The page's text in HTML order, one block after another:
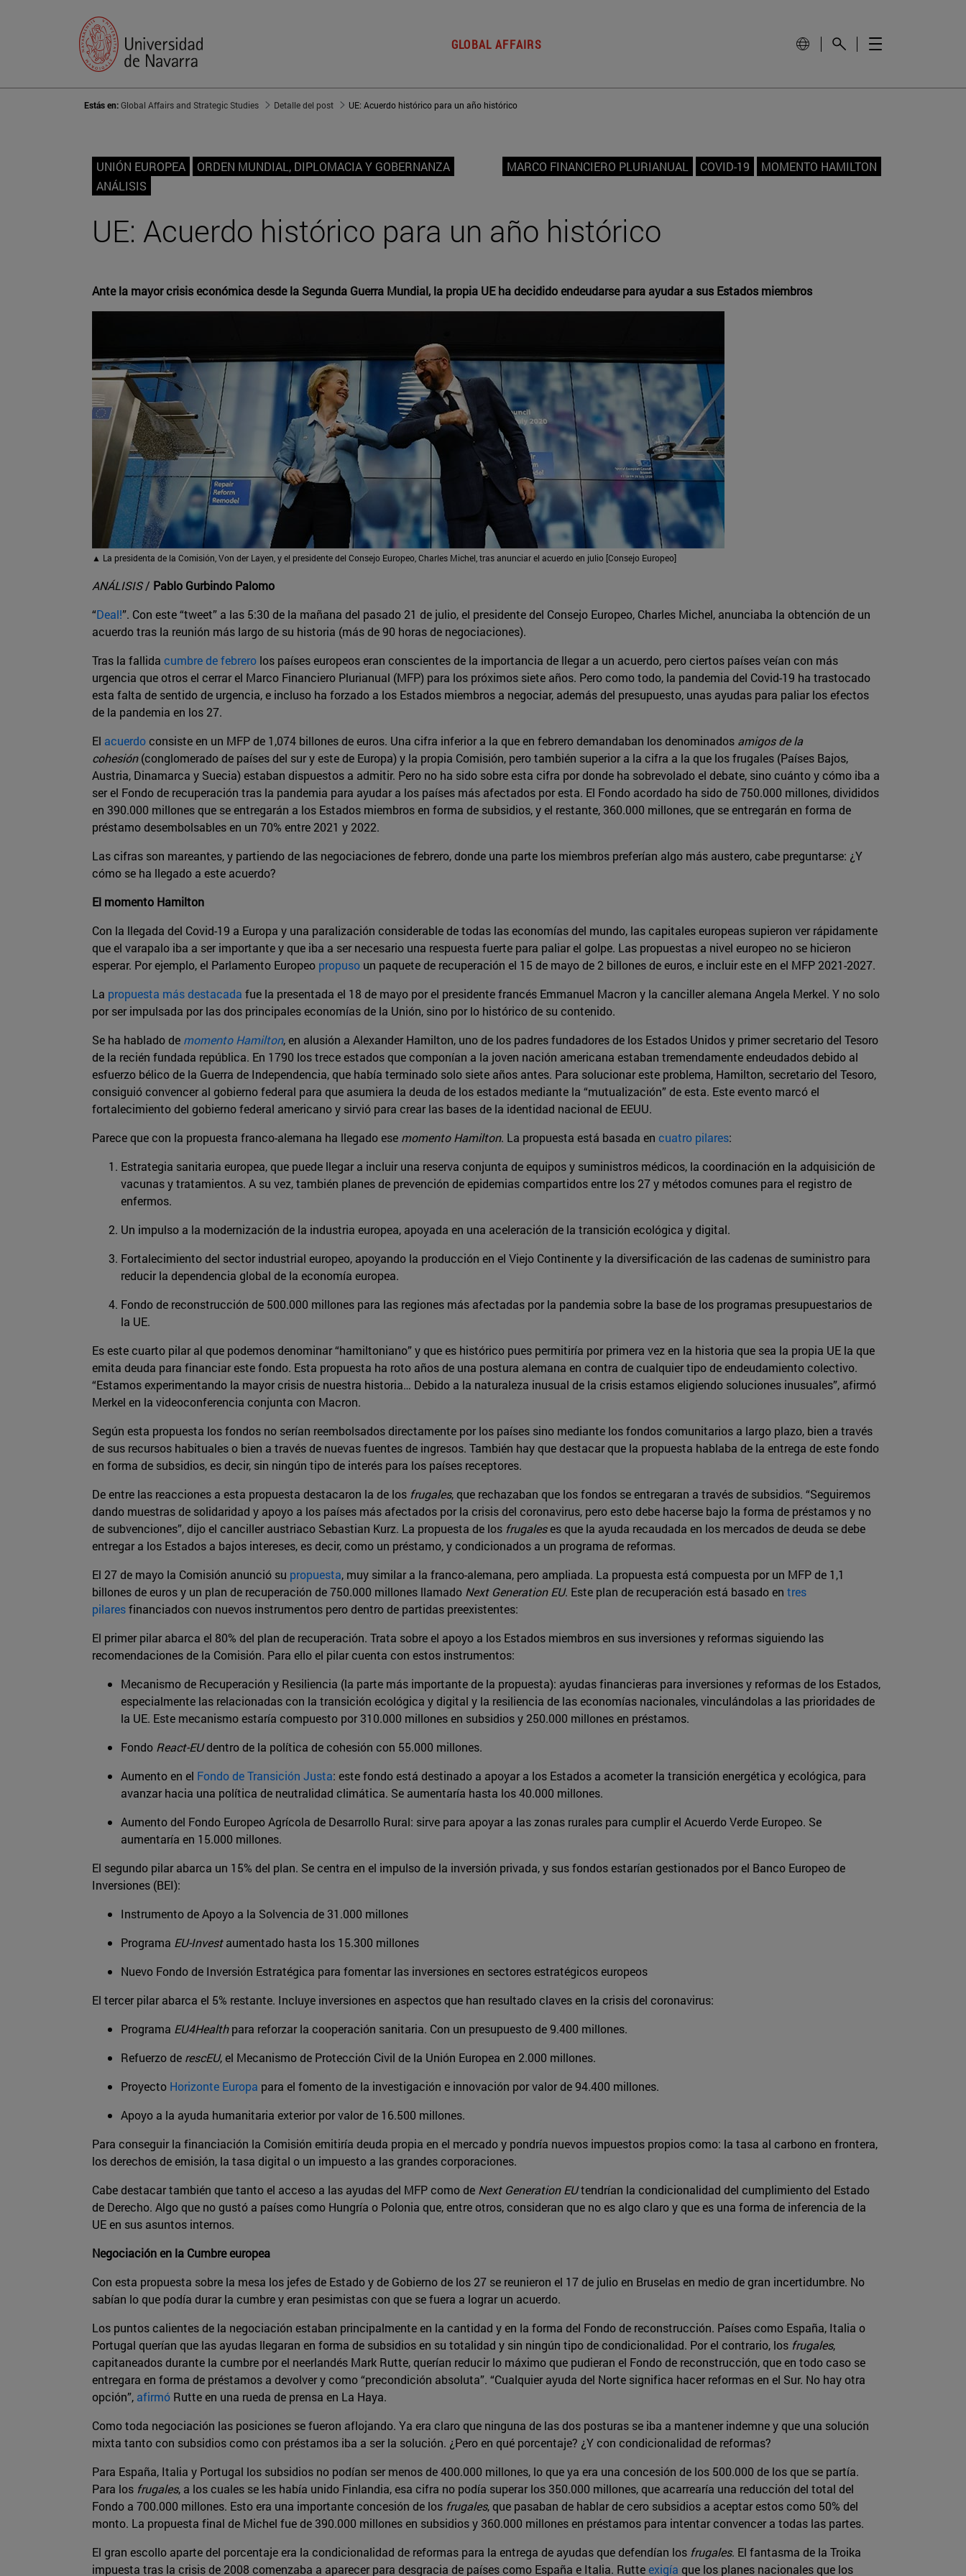
GLOBAL AFFAIRS
Estás en:Global Affairs and Strategic Studies Detalle del post UE: Acuerdo histórico para un año histórico
UNIÓN EUROPEA
ORDEN MUNDIAL, DIPLOMACIA Y GOBERNANZA
ANÁLISIS
MARCO FINANCIERO PLURIANUAL COVID-19 MOMENTO HAMILTON
UE: Acuerdo histórico para un año histórico
Ante la mayor crisis económica desde la Segunda Guerra Mundial, la propia UE ha decidido endeudarse para ayudar a sus Estados miembros
▲ La presidenta de la Comisión, Von der Layen, y el presidente del Consejo Europeo, Charles Michel, tras anunciar el acuerdo en julio [Consejo Europeo]
ANÁLISIS/ Pablo Gurbindo Palomo
“Deal!”. Con este “tweet” a las 5:30 de la mañana del pasado 21 de julio, el presidente del Consejo Europeo, Charles Michel, anunciaba la obtención de un
acuerdo tras la reunión más largo de su historia (más de 90 horas de negociaciones).
Tras la fallida cumbre de febrero los países europeos eran conscientes de la importancia de llegar a un acuerdo, pero ciertos países veían con más
urgencia que otros el cerrar el Marco Financiero Plurianual (MFP) para los próximos siete años. Pero como todo, la pandemia del Covid-19 ha trastocado
esta falta de sentido de urgencia, e incluso ha forzado a los Estados miembros a negociar, además del presupuesto, unas ayudas para paliar los efectos
de la pandemia en los 27.
El acuerdoconsiste en un MFP de 1,074 billones de euros. Una cifra inferior a la que en febrero demandaban los denominados amigos de la
cohesión(conglomerado de países del sur y este de Europa) y la propia Comisión, pero también superior a la cifra a la que los frugales (Países Bajos,
Austria, Dinamarca y Suecia) estaban dispuestos a admitir. Pero no ha sido sobre esta cifra por donde ha sobrevolado el debate, sino cuánto y cómo iba a
ser el Fondo de recuperación tras la pandemia para ayudar a los países más afectados por esta. El Fondo acordado ha sido de 750.000 millones, divididos
en 390.000 millones que se entregarán a los Estados miembros en forma de subsidios, y el restante, 360.000 millones, que se entregarán en forma de
préstamo desembolsables en un 70% entre 2021 y 2022.
Las cifras son mareantes, y partiendo de las negociaciones de febrero, donde una parte los miembros preferían algo más austero, cabe preguntarse: ¿Y
cómo se ha llegado a este acuerdo?
El momento Hamilton
Con la llegada del Covid-19 a Europa y una paralización considerable de todas las economías del mundo, las capitales europeas supieron ver rápidamente
que el varapalo iba a ser importante y que iba a ser necesario una respuesta fuerte para paliar el golpe. Las propuestas a nivel europeo no se hicieron
esperar. Por ejemplo, el Parlamento Europeo propuso un paquete de recuperación el 15 de mayo de 2 billones de euros, e incluir este en el MFP 2021-2027.
La propuesta más destacada fue la presentada el 18 de mayo por el presidente francés Emmanuel Macron y la canciller alemana Angela Merkel. Y no solo
por ser impulsada por las dos principales economías de la Unión, sino por lo histórico de su contenido.
Se ha hablado de momento Hamilton, en alusión a Alexander Hamilton, uno de los padres fundadores de los Estados Unidos y primer secretario del Tesoro
de la recién fundada república. En 1790 los trece estados que componían a la joven nación americana estaban tremendamente endeudados debido al
esfuerzo bélico de la Guerra de Independencia, que había terminado solo siete años antes. Para solucionar este problema, Hamilton, secretario del Tesoro,
consiguió convencer al gobierno federal para que asumiera la deuda de los estados mediante la “mutualización” de esta. Este evento marcó el
fortalecimiento del gobierno federal americano y sirvió para crear las bases de la identidad nacional de EEUU.
Parece que con la propuesta franco-alemana ha llegado ese momento Hamilton. La propuesta está basada en cuatro pilares:
Estrategia sanitaria europea, que puede llegar a incluir una reserva conjunta de equipos y suministros médicos, la coordinación en la adquisición de
vacunas y tratamientos. A su vez, también planes de prevención de epidemias compartidos entre los 27 y métodos comunes para el registro de
enfermos.
Un impulso a la modernización de la industria europea, apoyada en una aceleración de la transición ecológica y digital.
Fortalecimiento del sector industrial europeo, apoyando la producción en el Viejo Continente y la diversificación de las cadenas de suministro para
reducir la dependencia global de la economía europea.
Fondo de reconstrucción de 500.000 millones para las regiones más afectadas por la pandemia sobre la base de los programas presupuestarios de
la UE.
Es este cuarto pilar al que podemos denominar “hamiltoniano” y que es histórico pues permitiría por primera vez en la historia que sea la propia UE la que
emita deuda para financiar este fondo. Esta propuesta ha roto años de una postura alemana en contra de cualquier tipo de endeudamiento colectivo.
“Estamos experimentando la mayor crisis de nuestra historia… Debido a la naturaleza inusual de la crisis estamos eligiendo soluciones inusuales”, afirmó
Merkel en la videoconferencia conjunta con Macron.
Según esta propuesta los fondos no serían reembolsados directamente por los países sino mediante los fondos comunitarios a largo plazo, bien a través
de sus recursos habituales o bien a través de nuevas fuentes de ingresos. También hay que destacar que la propuesta hablaba de la entrega de este fondo
en forma de subsidios, es decir, sin ningún tipo de interés para los países receptores.
De entre las reacciones a esta propuesta destacaron la de los frugales, que rechazaban que los fondos se entregaran a través de subsidios. “Seguiremos
dando muestras de solidaridad y apoyo a los países más afectados por la crisis del coronavirus, pero esto debe hacerse bajo la forma de préstamos y no
de subvenciones”, dijo el canciller austriaco Sebastian Kurz. La propuesta de los frugaleses que la ayuda recaudada en los mercados de deuda se debe
entregar a los Estados a bajos intereses, es decir, como un préstamo, y condicionados a un programa de reformas.
El 27 de mayo la Comisión anunció su propuesta, muy similar a la franco-alemana, pero ampliada. La propuesta está compuesta por un MFP de 1,1
billones de euros y un plan de recuperación de 750.000 millones llamado Next Generation EU. Este plan de recuperación está basado en tres
pilaresfinanciados con nuevos instrumentos pero dentro de partidas preexistentes:
El primer pilar abarca el 80% del plan de recuperación. Trata sobre el apoyo a los Estados miembros en sus inversiones y reformas siguiendo las
recomendaciones de la Comisión. Para ello el pilar cuenta con estos instrumentos:
Mecanismo de Recuperación y Resiliencia (la parte más importante de la propuesta): ayudas financieras para inversiones y reformas de los Estados,
especialmente las relacionadas con la transición ecológica y digital y la resiliencia de las economías nacionales, vinculándolas a las prioridades de
la UE. Este mecanismo estaría compuesto por 310.000 millones en subsidios y 250.000 millones en préstamos.
Fondo React-EUdentro de la política de cohesión con 55.000 millones.
Aumento en el Fondo de Transición Justa: este fondo está destinado a apoyar a los Estados a acometer la transición energética y ecológica, para
avanzar hacia una política de neutralidad climática. Se aumentaría hasta los 40.000 millones.
Aumento del Fondo Europeo Agrícola de Desarrollo Rural: sirve para apoyar a las zonas rurales para cumplir el Acuerdo Verde Europeo. Se
aumentaría en 15.000 millones.
El segundo pilar abarca un 15% del plan. Se centra en el impulso de la inversión privada, y sus fondos estarían gestionados por el Banco Europeo de
Inversiones (BEI):
Instrumento de Apoyo a la Solvencia de 31.000 millones
Programa EU-Investaumentado hasta los 15.300 millones
Nuevo Fondo de Inversión Estratégica para fomentar las inversiones en sectores estratégicos europeos
El tercer pilar abarca el 5% restante. Incluye inversiones en aspectos que han resultado claves en la crisis del coronavirus:
Programa EU4Healthpara reforzar la cooperación sanitaria. Con un presupuesto de 9.400 millones.
Refuerzo de rescEU, el Mecanismo de Protección Civil de la Unión Europea en 2.000 millones.
Proyecto Horizonte Europa para el fomento de la investigación e innovación por valor de 94.400 millones.
Apoyo a la ayuda humanitaria exterior por valor de 16.500 millones.
Para conseguir la financiación la Comisión emitiría deuda propia en el mercado y pondría nuevos impuestos propios como: la tasa al carbono en frontera,
los derechos de emisión, la tasa digital o un impuesto a las grandes corporaciones.
Cabe destacar también que tanto el acceso a las ayudas del MFP como de Next Generation EUtendrían la condicionalidad del cumplimiento del Estado
de Derecho. Algo que no gustó a países como Hungría o Polonia que, entre otros, consideran que no es algo claro y que es una forma de inferencia de la
UE en sus asuntos internos.
Negociación en la Cumbre europea
Con esta propuesta sobre la mesa los jefes de Estado y de Gobierno de los 27 se reunieron el 17 de julio en Bruselas en medio de gran incertidumbre. No
sabían lo que podía durar la cumbre y eran pesimistas con que se fuera a lograr un acuerdo.
Los puntos calientes de la negociación estaban principalmente en la cantidad y en la forma del Fondo de reconstrucción. Países como España, Italia o
Portugal querían que las ayudas llegaran en forma de subsidios en su totalidad y sin ningún tipo de condicionalidad. Por el contrario, los frugales,
capitaneados durante la cumbre por el neerlandés Mark Rutte, querían reducir lo máximo que pudieran el Fondo de reconstrucción, que en todo caso se
entregara en forma de préstamos a devolver y como “precondición absoluta”. “Cualquier ayuda del Norte significa hacer reformas en el Sur. No hay otra
opción”, afirmó Rutte en una rueda de prensa en La Haya.
Como toda negociación las posiciones se fueron aflojando. Ya era claro que ninguna de las dos posturas se iba a mantener indemne y que una solución
mixta tanto con subsidios como con préstamos iba a ser la solución. ¿Pero en qué porcentaje? ¿Y con condicionalidad de reformas?
Para España, Italia y Portugal los subsidios no podían ser menos de 400.000 millones, lo que ya era una concesión de los 500.000 de los que se partía.
Para los frugales, a los cuales se les había unido Finlandia, esa cifra no podía superar los 350.000 millones, que acarrearía una reducción del total del
Fondo a 700.000 millones. Esto era una importante concesión de los frugales, que pasaban de hablar de cero subsidios a aceptar estos como 50% del
monto. La propuesta final de Michel fue de 390.000 millones en subsidios y 360.000 millones en préstamos para intentar convencer a todas las partes.
El gran escollo aparte del porcentaje era la condicionalidad de reformas para la entrega de ayudas que defendían los frugales. El fantasma de la Troika
impuesta tras la crisis de 2008 comenzaba a aparecer para desgracia de países como España e Italia. Rutteexigía que los planes nacionales que los